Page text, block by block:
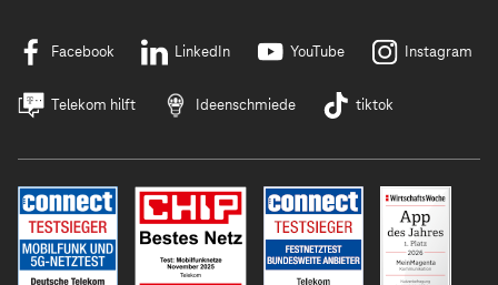
Facebook LinkedIn YouTube Instagram
Telekom hilft Ideenschmiede tiktok